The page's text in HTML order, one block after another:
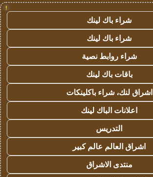
!
شراء باك لينك
شراء باك لينك
شراء روابط نصية
باقات باك لينك
اشراق لنك، شراء باكلينكات
اعلانات الباك لينك
التدريس
اشراق العالم عالم كبير
منتدى الاشراق